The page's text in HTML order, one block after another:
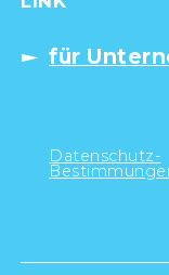
für
Datenschutz-